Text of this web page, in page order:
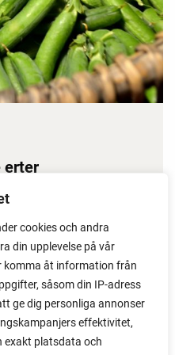
cookies och andra
din upplevelse på vår
komma åt information från
såsom din IP-adress
ge dig personliga annonser
effektivitet,
exakt platsdata och
erter
klarer de seg i
Her får du noen gode